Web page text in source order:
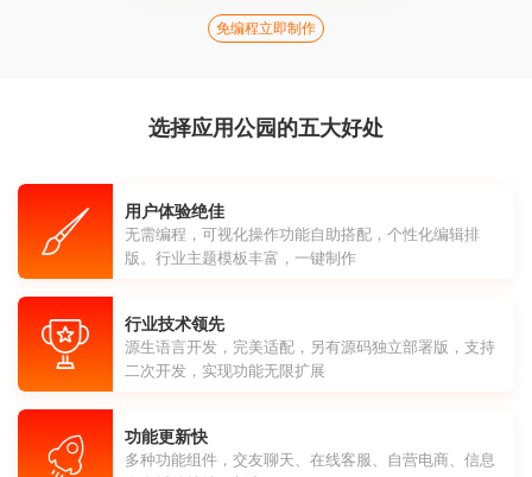
免编程立即制作
选择应用公园的五大好处
用户体验绝佳
无需编程，可视化操作功能自助搭配，个性化编辑排
版。行业主题模板丰富，一键制作
行业技术领先
源生语言开发，完美适配，另有源码独立部署版，支持
二次开发，实现功能无限扩展
功能更新快
多种功能组件，交友聊天、在线客服、自营电商、信息